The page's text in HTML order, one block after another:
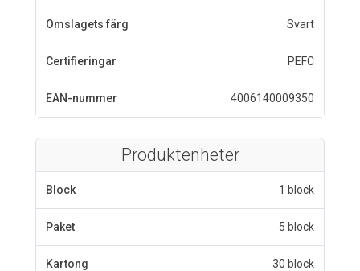
Omslagets färg Svart
Certifieringar PEFC
EAN-nummer 4006140009350
Produktenheter
Block 1 block
Paket 5 block
Kartong 30 block